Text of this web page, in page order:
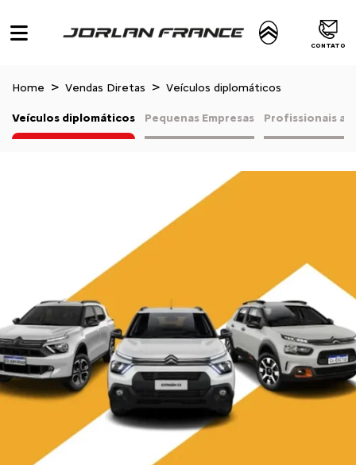
CONTATO
Home Vendas Diretas Veículos diplomáticos
Pequenas Empresas Profissionais
Veículos diplomáticos